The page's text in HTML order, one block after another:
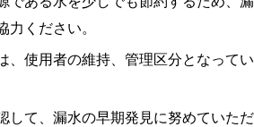
力ください。
、使用者の維持、管理区分となってい
して、漏水の早期発見に努めていただ